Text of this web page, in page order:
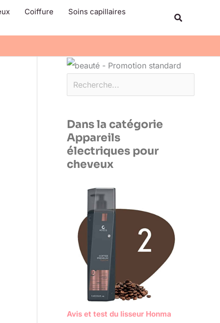
Coiffure Soins capillaires
Rechercher
Dans la catégorie
Appareils
électriques pour
cheveux
Avis et test du lisseur Honma